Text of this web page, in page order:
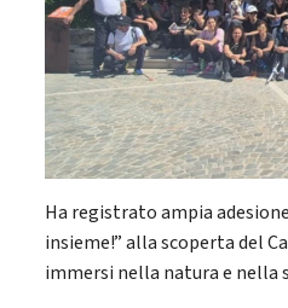
Ha registrato ampia
insieme!” alla scoperta del
immersi nella natura e